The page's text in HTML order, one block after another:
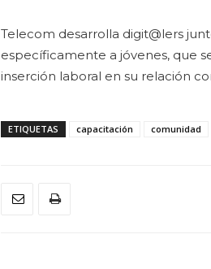
Telecom desarrolla digit@lers
específicamente a jóvenes, que
inserción laboral en su relación
ETIQUETAS capacitación comunidad